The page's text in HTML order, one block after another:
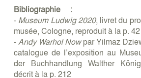
Bibliographie :
- Museum Ludwig 2020, livret du
musée, Cologne, reproduit à la p. 42
-Andy Warhol Nowpar Yilmaz
catalogue de l’exposition au
der Buchhandlung Walther
décrit à la p. 212